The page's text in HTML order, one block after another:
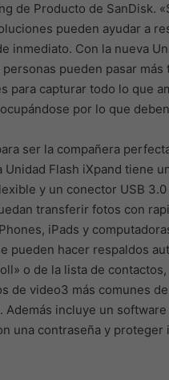
de Producto de SanDisk.
pueden ayudar a
inmediato. Con la nueva
personas pueden pasar más
para capturar todo lo que
por lo que
ser la compañera
Unidad Flash iXpand tiene
y un conector USB
transferir fotos con
iPads y
pueden hacer respaldos
o de la lista de
de video3 más comunes
Además incluye un
una contraseña y proteger